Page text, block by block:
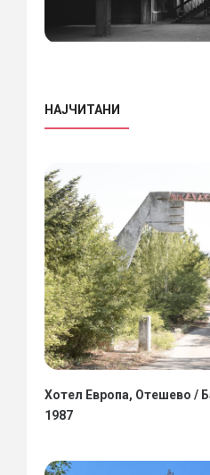
НАЈЧИТАНИ
Хотел Европа, Отешево /
1987